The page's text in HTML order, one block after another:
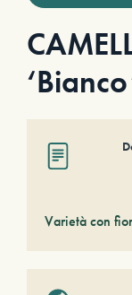
Varietà con